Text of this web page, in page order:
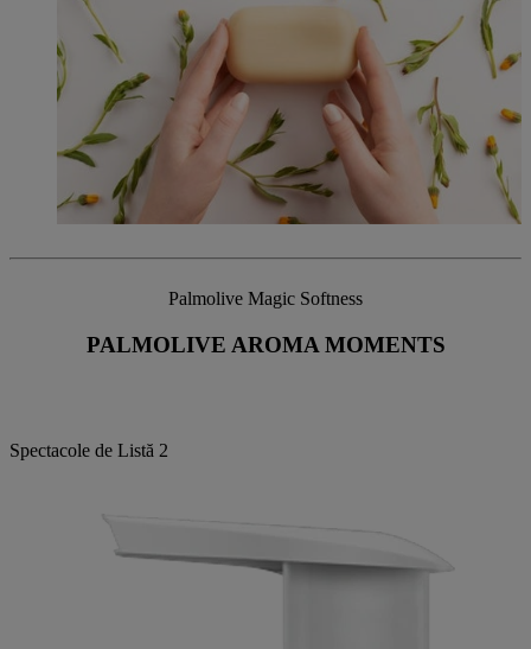
Palmolive Magic Softness
PALMOLIVE AROMA MOMENTS
Spectacole de Listă 2